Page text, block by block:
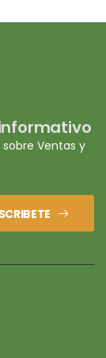
Ventas y